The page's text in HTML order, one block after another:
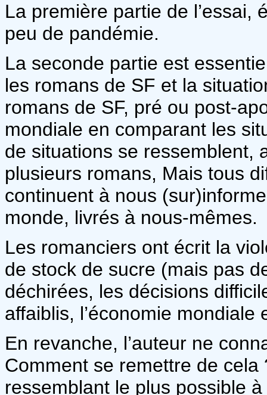
La première partie de l’essai,
peu de pandémie.
La seconde partie est
les romans de SF et la
romans de SF, pré ou post-
mondiale en comparant les
de situations se ressemblent,
plusieurs romans, Mais tous
continuent à nous
monde, livrés à nous-mêmes.
Les romanciers ont écrit la
de stock de sucre (mais pas
déchirées, les décisions
affaiblis, l’économie
En revanche, l’auteur ne
Comment se remettre de
ressemblant le plus possible à